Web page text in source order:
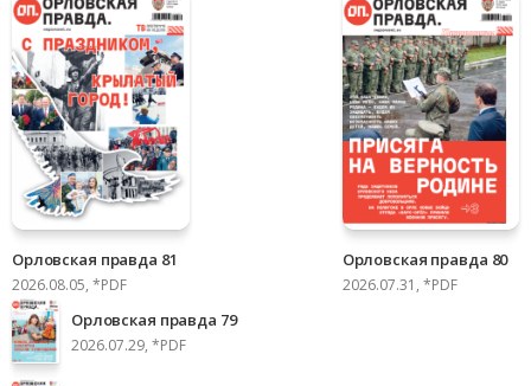
Орловская правда 81
2026.08.05, *PDF
Орловская правда 80
2026.07.31, *PDF
Орловская правда 79
2026.07.29, *PDF